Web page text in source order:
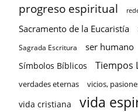
progreso espiritual
Sacramento de la Eucaristía
Sagrada Escritura ser humano
Símbolos Bíblicos Tiempos
verdades eternas vicios,
vida cristiana vida